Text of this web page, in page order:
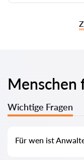
Menschen
Wichtige Fragen
Für wen ist